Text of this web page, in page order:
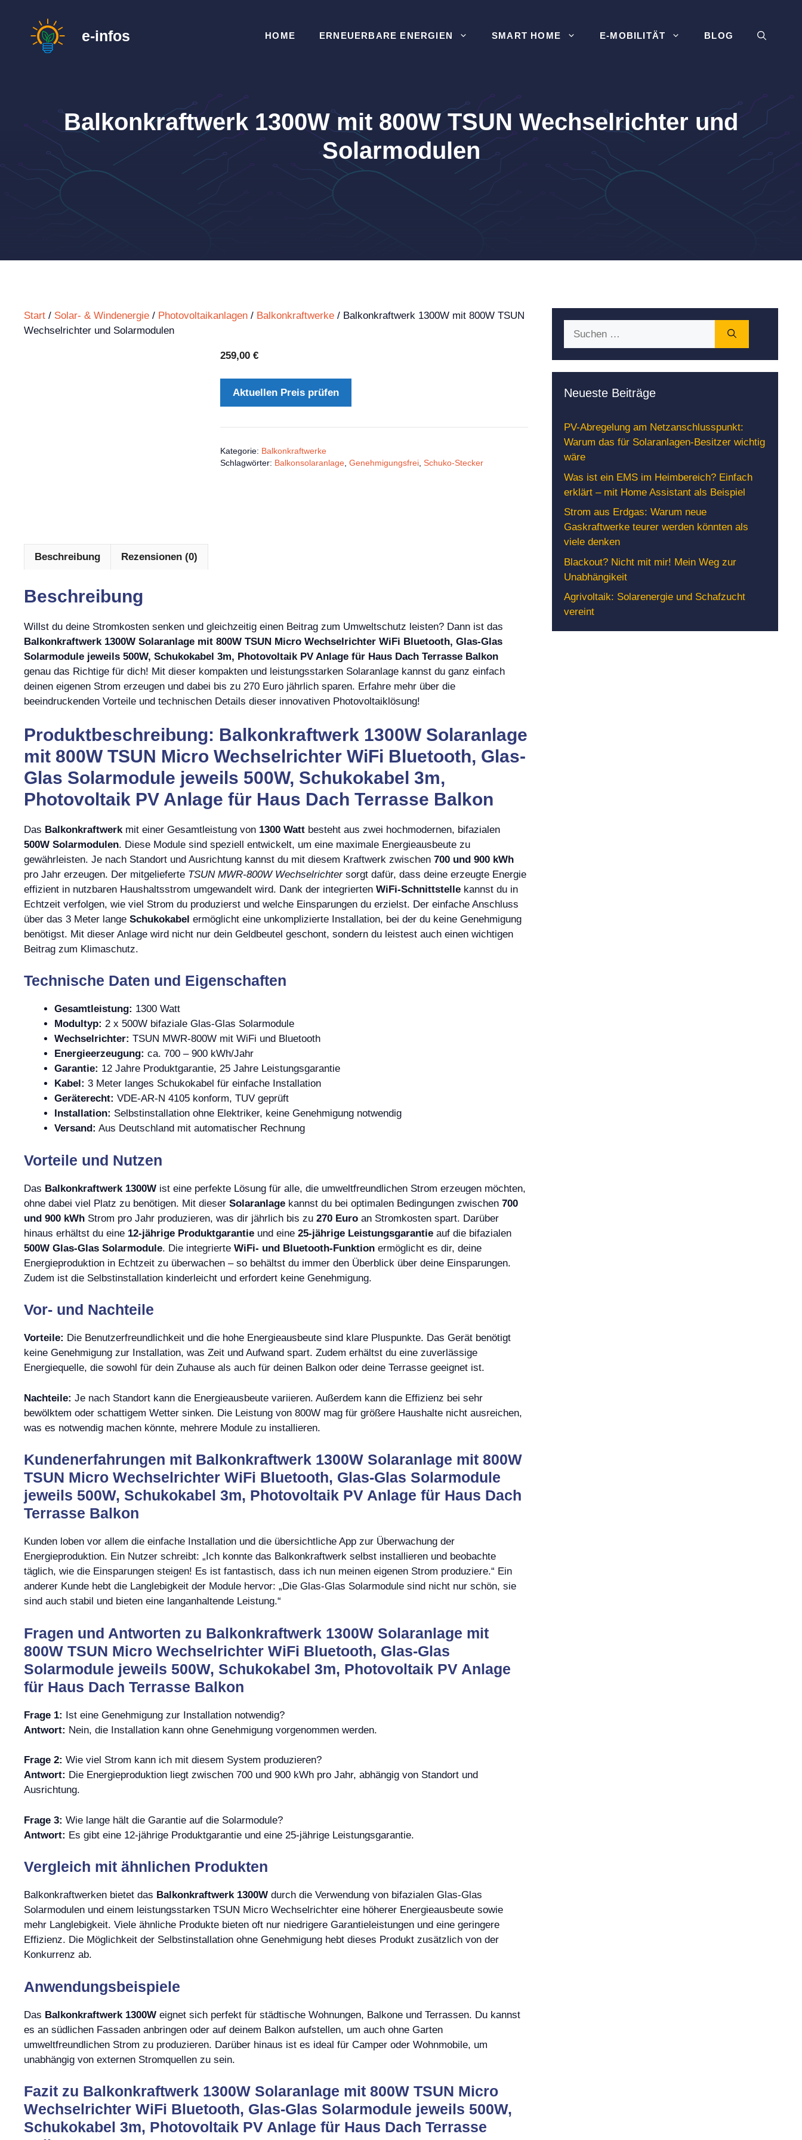
springen
e-infos HOME ERNEUERBARE ENERGIEN SMART HOME E-MOBILITÄT BLOG
Balkonkraftwerk 1300W mit 800W TSUN Wechselrichter und
Solarmodulen
Start / Solar- & Windenergie / Photovoltaikanlagen / Balkonkraftwerke / Balkonkraftwerk 1300W mit 800W TSUN
Wechselrichter und Solarmodulen
259,00€
Aktuellen Preis prüfen
Kategorie: Balkonkraftwerke
Schlagwörter: Balkonsolaranlage ,Genehmigungsfrei ,Schuko-Stecker
Beschreibung Rezensionen (0)
Beschreibung
Willst du deine Stromkosten senken und gleichzeitig einen Beitrag zum Umweltschutz leisten? Dann ist das
Balkonkraftwerk 1300W Solaranlage mit 800W TSUN Micro Wechselrichter WiFi Bluetooth, Glas-Glas
Solarmodule jeweils 500W, Schukokabel 3m, Photovoltaik PV Anlage für Haus Dach Terrasse Balkon
genau das Richtige für dich! Mit dieser kompakten und leistungsstarken Solaranlage kannst du ganz einfach
deinen eigenen Strom erzeugen und dabei bis zu 270 Euro jährlich sparen. Erfahre mehr über die
beeindruckenden Vorteile und technischen Details dieser innovativen Photovoltaiklösung!
Produktbeschreibung: Balkonkraftwerk 1300W Solaranlage
mit 800W TSUN Micro Wechselrichter WiFi Bluetooth, Glas-
Glas Solarmodule jeweils 500W, Schukokabel 3m,
Photovoltaik PV Anlage für Haus Dach Terrasse Balkon
Das Balkonkraftwerkmit einer Gesamtleistung von 1300 Watt besteht aus zwei hochmodernen, bifazialen
500W Solarmodulen. Diese Module sind speziell entwickelt, um eine maximale Energieausbeute zu
gewährleisten. Je nach Standort und Ausrichtung kannst du mit diesem Kraftwerk zwischen 700 und 900 kWh
pro Jahr erzeugen. Der mitgelieferte TSUN MWR-800W Wechselrichtersorgt dafür, dass deine erzeugte Energie
effizient in nutzbaren Haushaltsstrom umgewandelt wird. Dank der integrierten WiFi-Schnittstelle kannst du in
Echtzeit verfolgen, wie viel Strom du produzierst und welche Einsparungen du erzielst. Der einfache Anschluss
über das 3 Meter lange Schukokabel ermöglicht eine unkomplizierte Installation, bei der du keine Genehmigung
benötigst. Mit dieser Anlage wird nicht nur dein Geldbeutel geschont, sondern du leistest auch einen wichtigen
Beitrag zum Klimaschutz.
Technische Daten und Eigenschaften
Gesamtleistung: 1300 Watt
Modultyp: 2 x 500W bifaziale Glas-Glas Solarmodule
Wechselrichter: TSUN MWR-800W mit WiFi und Bluetooth
Energieerzeugung: ca. 700 – 900 kWh/Jahr
Garantie: 12 Jahre Produktgarantie, 25 Jahre Leistungsgarantie
Kabel: 3 Meter langes Schukokabel für einfache Installation
Geräterecht: VDE-AR-N 4105 konform, TUV geprüft
Installation: Selbstinstallation ohne Elektriker, keine Genehmigung notwendig
Versand: Aus Deutschland mit automatischer Rechnung
Vorteile und Nutzen
Das Balkonkraftwerk 1300W ist eine perfekte Lösung für alle, die umweltfreundlichen Strom erzeugen möchten,
ohne dabei viel Platz zu benötigen. Mit dieser Solaranlage kannst du bei optimalen Bedingungen zwischen 700
und 900 kWh Strom pro Jahr produzieren, was dir jährlich bis zu 270 Euro an Stromkosten spart. Darüber
hinaus erhältst du eine 12-jährige Produktgarantie und eine 25-jährige Leistungsgarantie auf die bifazialen
500W Glas-Glas Solarmodule. Die integrierte WiFi- und Bluetooth-Funktion ermöglicht es dir, deine
Energieproduktion in Echtzeit zu überwachen – so behältst du immer den Überblick über deine Einsparungen.
Zudem ist die Selbstinstallation kinderleicht und erfordert keine Genehmigung.
Vor- und Nachteile
Vorteile: Die Benutzerfreundlichkeit und die hohe Energieausbeute sind klare Pluspunkte. Das Gerät benötigt
keine Genehmigung zur Installation, was Zeit und Aufwand spart. Zudem erhältst du eine zuverlässige
Energiequelle, die sowohl für dein Zuhause als auch für deinen Balkon oder deine Terrasse geeignet ist.
Nachteile: Je nach Standort kann die Energieausbeute variieren. Außerdem kann die Effizienz bei sehr
bewölktem oder schattigem Wetter sinken. Die Leistung von 800W mag für größere Haushalte nicht ausreichen,
was es notwendig machen könnte, mehrere Module zu installieren.
Kundenerfahrungen mit Balkonkraftwerk 1300W Solaranlage mit 800W
TSUN Micro Wechselrichter WiFi Bluetooth, Glas-Glas Solarmodule
jeweils 500W, Schukokabel 3m, Photovoltaik PV Anlage für Haus Dach
Terrasse Balkon
Kunden loben vor allem die einfache Installation und die übersichtliche App zur Überwachung der
Energieproduktion. Ein Nutzer schreibt: „Ich konnte das Balkonkraftwerk selbst installieren und beobachte
täglich, wie die Einsparungen steigen! Es ist fantastisch, dass ich nun meinen eigenen Strom produziere.“ Ein
anderer Kunde hebt die Langlebigkeit der Module hervor: „Die Glas-Glas Solarmodule sind nicht nur schön, sie
sind auch stabil und bieten eine langanhaltende Leistung.“
Fragen und Antworten zu Balkonkraftwerk 1300W Solaranlage mit
800W TSUN Micro Wechselrichter WiFi Bluetooth, Glas-Glas
Solarmodule jeweils 500W, Schukokabel 3m, Photovoltaik PV Anlage
für Haus Dach Terrasse Balkon
Frage 1: Ist eine Genehmigung zur Installation notwendig?
Antwort: Nein, die Installation kann ohne Genehmigung vorgenommen werden.
Frage 2: Wie viel Strom kann ich mit diesem System produzieren?
Antwort: Die Energieproduktion liegt zwischen 700 und 900 kWh pro Jahr, abhängig von Standort und
Ausrichtung.
Frage 3: Wie lange hält die Garantie auf die Solarmodule?
Antwort: Es gibt eine 12-jährige Produktgarantie und eine 25-jährige Leistungsgarantie.
Vergleich mit ähnlichen Produkten
Balkonkraftwerken bietet das Balkonkraftwerk 1300W durch die Verwendung von bifazialen Glas-Glas
Solarmodulen und einem leistungsstarken TSUN Micro Wechselrichter eine höherer Energieausbeute sowie
mehr Langlebigkeit. Viele ähnliche Produkte bieten oft nur niedrigere Garantieleistungen und eine geringere
Effizienz. Die Möglichkeit der Selbstinstallation ohne Genehmigung hebt dieses Produkt zusätzlich von der
Konkurrenz ab.
Anwendungsbeispiele
Das Balkonkraftwerk 1300W eignet sich perfekt für städtische Wohnungen, Balkone und Terrassen. Du kannst
es an südlichen Fassaden anbringen oder auf deinem Balkon aufstellen, um auch ohne Garten
umweltfreundlichen Strom zu produzieren. Darüber hinaus ist es ideal für Camper oder Wohnmobile, um
unabhängig von externen Stromquellen zu sein.
Fazit zu Balkonkraftwerk 1300W Solaranlage mit 800W TSUN Micro
Wechselrichter WiFi Bluetooth, Glas-Glas Solarmodule jeweils 500W,
Schukokabel 3m, Photovoltaik PV Anlage für Haus Dach Terrasse
Neueste Beiträge
PV-Abregelung am Netzanschlusspunkt:
Warum das für Solaranlagen-Besitzer wichtig
wäre
Was ist ein EMS im Heimbereich? Einfach
erklärt – mit Home Assistant als Beispiel
Strom aus Erdgas: Warum neue
Gaskraftwerke teurer werden könnten als
viele denken
Blackout? Nicht mit mir! Mein Weg zur
Unabhängikeit
Agrivoltaik: Solarenergie und Schafzucht
vereint